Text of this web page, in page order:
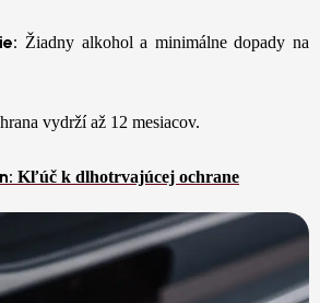
Žiadny alkohol a minimálne dopady na
vydrží až 12 mesiacov.
Kľúč k dlhotrvajúcej ochrane